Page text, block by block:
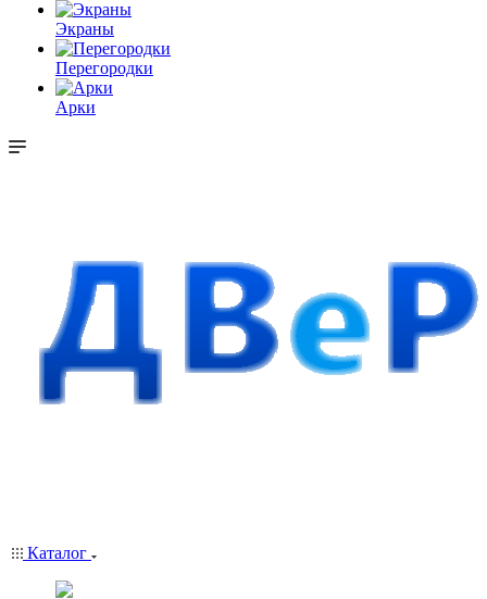
Экраны
Перегородки
Арки
Каталог